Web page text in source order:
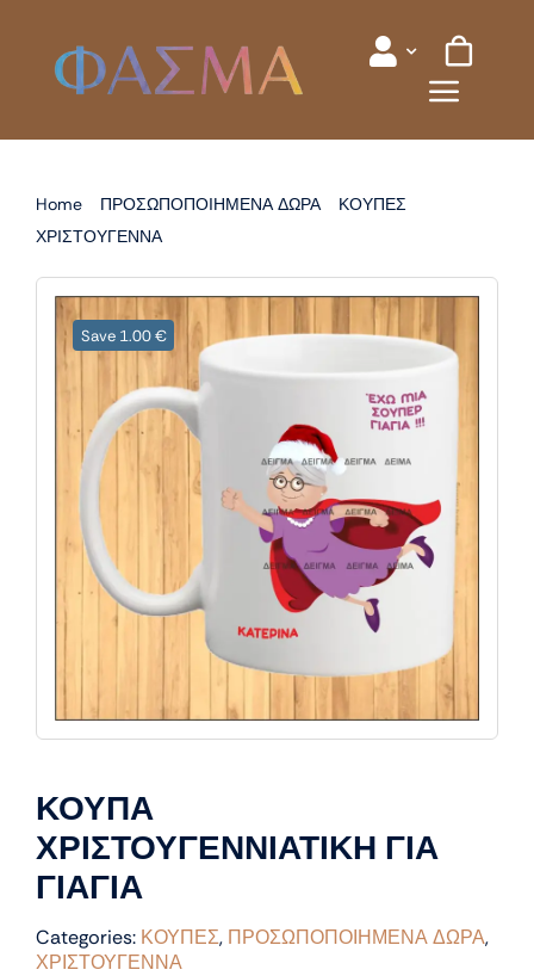
content
Home ΠΡΟΣΩΠΟΠΟΙΗΜΕΝΑ ΔΩΡΑ
ΚΟΥΠΕΣ
ΧΡΙΣΤΟΥΓΕΝΝΑ
Save 1.00 €
ΚΟΥΠΑ
ΧΡΙΣΤΟΥΓΕΝΝΙΑΤΙΚΗ ΓΙΑ
ΓΙΑΓΙΑ
Categories: ΚΟΥΠΕΣ, ΠΡΟΣΩΠΟΠΟΙΗΜΕΝΑ ΔΩΡΑ,
ΧΡΙΣΤΟΥΓΕΝΝΑ